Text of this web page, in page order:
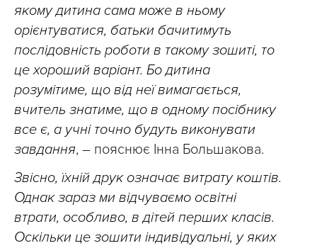
якому дитина сама може в ньому
орієнтуватися, батьки бачитимуть
послідовність роботи в такому зошиті, то
це хороший варіант. Бо дитина
розумітиме, що від неї вимагається,
вчитель знатиме, що в одному посібнику
все є, а учні точно будуть виконувати
завдання, – пояснює Інна Большакова.
Звісно, їхній друк означає витрату коштів.
Однак зараз ми відчуваємо освітні
втрати, особливо, в дітей перших класів.
Оскільки це зошити індивідуальні, у яких